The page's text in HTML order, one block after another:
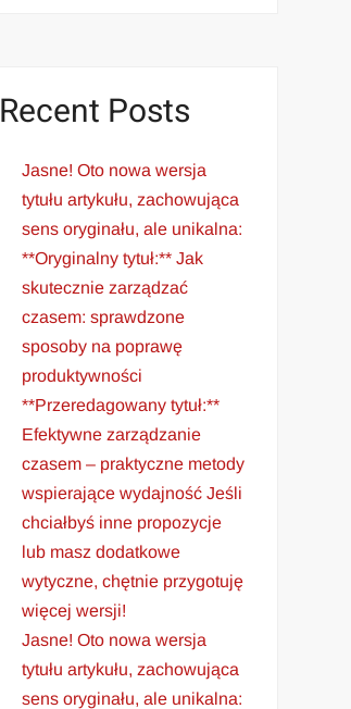
Recent Posts
Jasne! Oto nowa wersja
tytułu artykułu, zachowująca
sens oryginału, ale unikalna:
**Oryginalny tytuł:** Jak
skutecznie zarządzać
czasem: sprawdzone
sposoby na poprawę
produktywności
**Przeredagowany tytuł:**
Efektywne zarządzanie
czasem – praktyczne metody
wspierające wydajność Jeśli
chciałbyś inne propozycje
lub masz dodatkowe
wytyczne, chętnie przygotuję
więcej wersji!
Jasne! Oto nowa wersja
tytułu artykułu, zachowująca
sens oryginału, ale unikalna: